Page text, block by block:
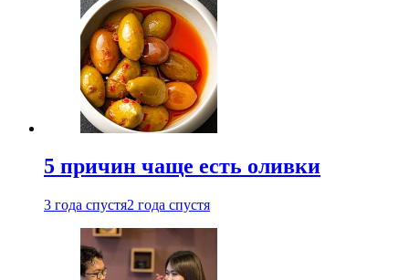
5 причин чаще есть оливки
3 года спустя2 года спустя